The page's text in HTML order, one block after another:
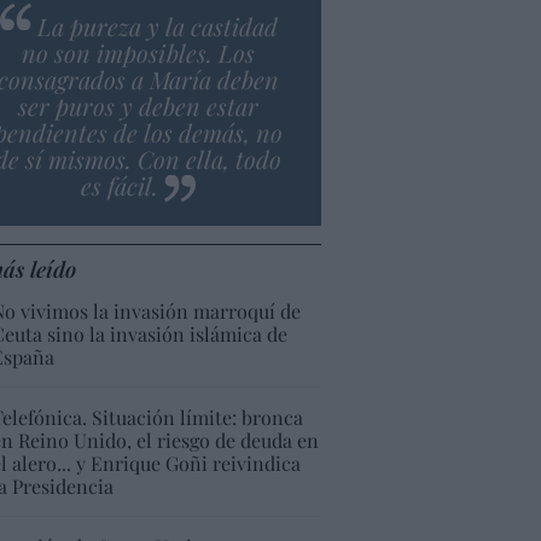
La pureza y la castidad
no son imposibles. Los
a María deben
ser puros y deben estar
de los demás, no
sí mismos. Con ella, todo
es fácil.
leído
vivimos la invasión marroquí de
sino la invasión islámica de
Situación límite: bronca
Reino Unido, el riesgo de deuda en
alero... y Enrique Goñi reivindica
Presidencia